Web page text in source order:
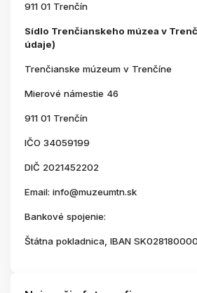
911 01 Trenčín
Sídlo Trenčianskeho múzea v
údaje)
Trenčianske múzeum v Trenčíne
Mierové námestie 46
911 01 Trenčín
IČO 34059199
DIČ 2021452202
Email: info@muzeumtn.sk
Bankové spojenie:
Štátna pokladnica, IBAN